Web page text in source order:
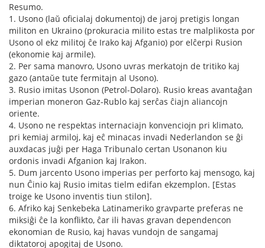
Resumo.
1. Usono (laŭ oficialaj dokumentoj) de jaroj pretigis longan
militon en Ukraino (prokuracia milito estas tre malplikosta por
Usono ol ekz militoj ĉe Irako kaj Afganio) por elĉerpi Rusion
(ekonomie kaj armile).
2. Per sama manovro, Usono uvras merkatojn de tritiko kaj
gazo (antaŭe tute fermitajn al Usono).
3. Rusio imitas Usonon (Petrol-Dolaro). Rusio kreas avantaĝan
imperian moneron Gaz-Rublo kaj serĉas ĉiajn aliancojn
oriente.
4. Usono ne respektas internaciajn konvenciojn pri klimato,
pri kemiaj armiloj, kaj eĉ minacas invadi Nederlandon se ĝi
auxdacas juĝi per Haga Tribunalo certan Usonanon kiu
ordonis invadi Afganion kaj Irakon.
5. Dum jarcento Usono imperias per perforto kaj mensogo, kaj
nun Ĉinio kaj Rusio imitas tielm edifan ekzemplon. [Estas
troige ke Usono inventis tiun stilon].
6. Afriko kaj Senkebeka Latinameriko gravparte preferas ne
miksiĝi ĉe la konflikto, ĉar ili havas gravan dependencon
ekonomian de Rusio, kaj havas vundojn de sangamaj
diktatoroj apogitaj de Usono.